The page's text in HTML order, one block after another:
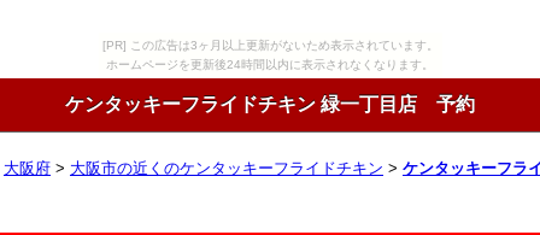
[PR] この広告は3ヶ月以上更新がないため表示されています。
ホームページを更新後24時間以内に表示されなくなります。
ケンタッキーフライドチキン 緑一丁目店 予約
大阪府 > 大阪市の近くのケンタッキーフライドチキン > ケンタッキーフラ